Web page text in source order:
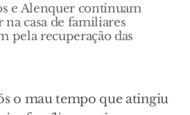
e Alenquer continuam
na casa de familiares
pela recuperação das
o mau tempo que atingiu